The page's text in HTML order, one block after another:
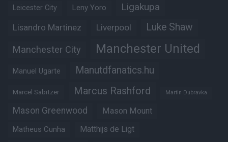
Leicester City Leny Yoro Ligakupa
Lisandro Martinez Liverpool Luke Shaw
Manchester City Manchester United
Manuel Ugarte Manutdfanatics.hu
Marcel Sabitzer Marcus Rashford Martin Dubravka
Mason Greenwood Mason Mount
Matheus Cunha Matthijs de Ligt